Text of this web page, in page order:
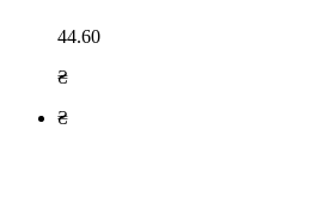
44.60
₴
₴